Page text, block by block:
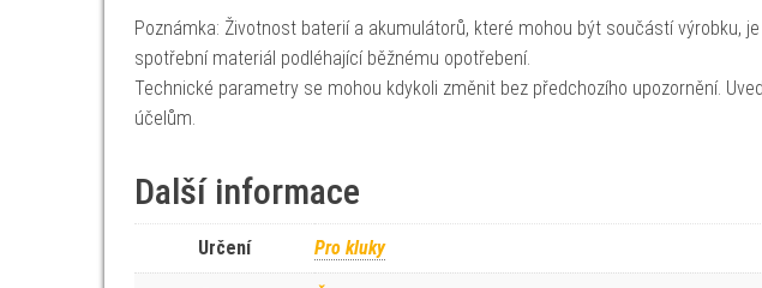
Poznámka: Životnost baterií a akumulátorů, které mohou být součástí výrobku,
spotřební materiál podléhající běžnému opotřebení.
Technické parametry se mohou kdykoli změnit bez předchozího upozornění.
účelům.
Další informace
Určení Pro kluky